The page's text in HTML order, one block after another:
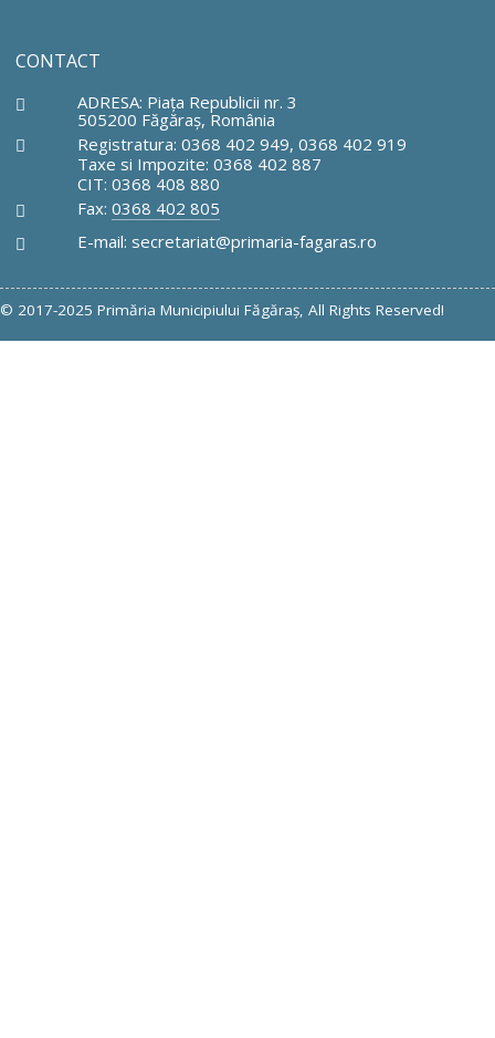
CONTACT
ADRESA: Piaţa Republicii nr. 3
505200 Făgăraş, România
Registratura: 0368 402 949, 0368 402 919
Taxe si Impozite: 0368 402 887
CIT: 0368 408 880
Fax: 0368 402 805
E-mail: secretariat@primaria-fagaras.ro
© 2017-2025 Primăria Municipiului Făgăraş, All Rights Reserved!